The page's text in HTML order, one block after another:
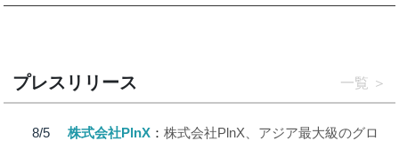
プレスリリース 一覧
8/5
株式会社PlnX
株式会社PlnX、アジア最大級のグロ